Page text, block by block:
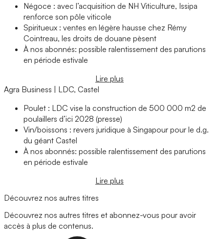
Négoce : avec l’acquisition de NH Viticulture, Issipa
renforce son pôle viticole
Spiritueux : ventes en légère hausse chez Rémy
Cointreau, les droits de douane pèsent
À nos abonnés: possible ralentissement des parutions
en période estivale
Lire plus
Agra Business | LDC, Castel
Poulet : LDC vise la construction de 500 000 m2 de
poulaillers d’ici 2028 (presse)
Vin/boissons : revers juridique à Singapour pour le d.g.
du géant Castel
À nos abonnés: possible ralentissement des parutions
en période estivale
Lire plus
Découvrez nos autres titres
Découvrez nos autres titres et abonnez-vous pour avoir
accès à plus de contenus.